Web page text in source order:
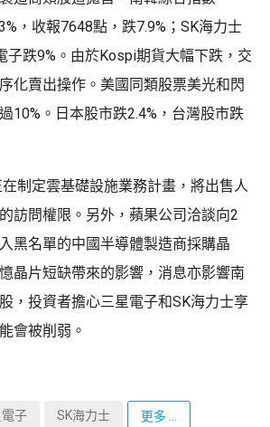
，收報7648點，跌7.9%；SK海力士
子跌9%。由於Kospi期貨大幅下跌，交
化賣出操作。美國同類股票美光和閃
10%。日本股市跌2.4%，台灣股市跌
制定雲基礎設施業務計畫，將出售人
訪問權限。另外，蘋果公司洽談向2
黑名單的中國半導體製造商採購晶
晶片短缺帶來的影響，消息亦影響南
，投資者擔心三星電子和SK海力士享
會被削弱。
子 SK海力士 更多 ...